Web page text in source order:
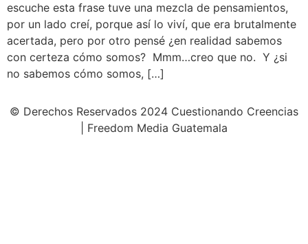
escuche esta frase tuve una mezcla de pensamientos,
por un lado creí, porque así lo viví, que era brutalmente
acertada, pero por otro pensé ¿en realidad sabemos
con certeza cómo somos? Mmm…creo que no. Y ¿si
no sabemos cómo somos, […]
© Derechos Reservados 2024 Cuestionando Creencias
| Freedom Media Guatemala